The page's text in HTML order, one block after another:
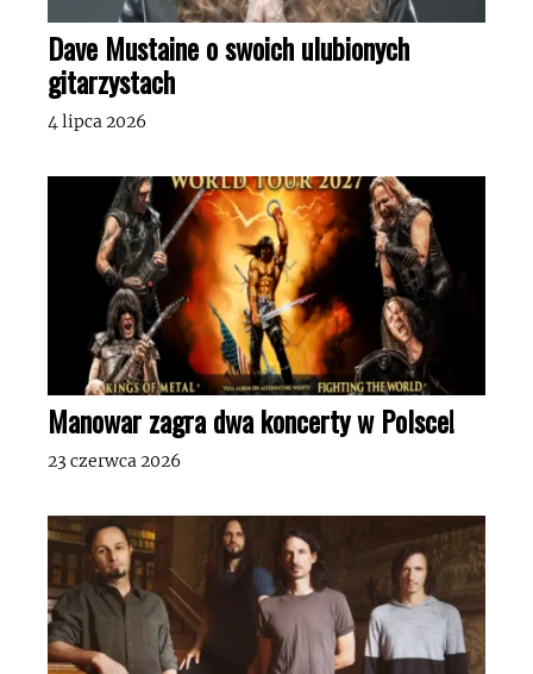
Dave Mustaine o swoich ulubionych
gitarzystach
4 lipca 2026
Manowar zagra dwa koncerty w Polsce!
23 czerwca 2026